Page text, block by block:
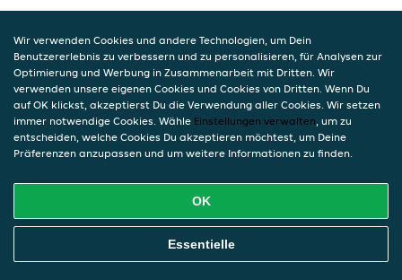
Wir verwenden Cookies und andere Technologien, um Dein
Benutzererlebnis zu verbessern und zu personalisieren, für Analysen zur
Optimierung und Werbung in Zusammenarbeit mit Dritten. Wir
verwenden unsere eigenen Cookies und Cookies von Dritten. Wenn Du
auf OK klickst, akzeptierst Du die Verwendung aller Cookies. Wir setzen
immer notwendige Cookies. Wähle Einstellungen verwalten, um zu
entscheiden, welche Cookies Du akzeptieren möchtest, um Deine
Präferenzen anzupassen und um weitere Informationen zu finden.
OK
Essentielle